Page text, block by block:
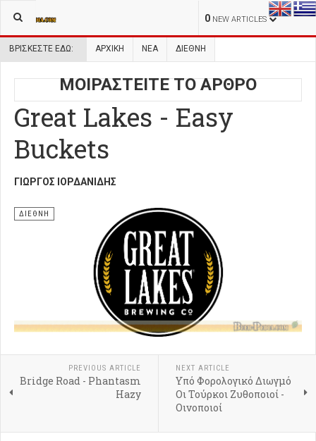
0 NEW ARTICLES
ΒΡΊΣΚΕΣΤΕ ΕΔΏ: ΑΡΧΙΚΉ ΝΕΑ ΔΙΕΘΝΗ
ΜΟΙΡΑΣΤΕΙΤΕ ΤΟ ΑΡΘΡΟ
Great Lakes - Easy
Buckets
ΓΙΏΡΓΟΣ ΙΟΡΔΑΝΊΔΗΣ
ΔΙΕΘΝΗ
PREVIOUS ARTICLE
Bridge Road - Phantasm
Hazy
NEXT ARTICLE
Υπό Φορολογικό Διωγμό
Οι Τούρκοι Ζυθοποιοί -
Οινοποιοί